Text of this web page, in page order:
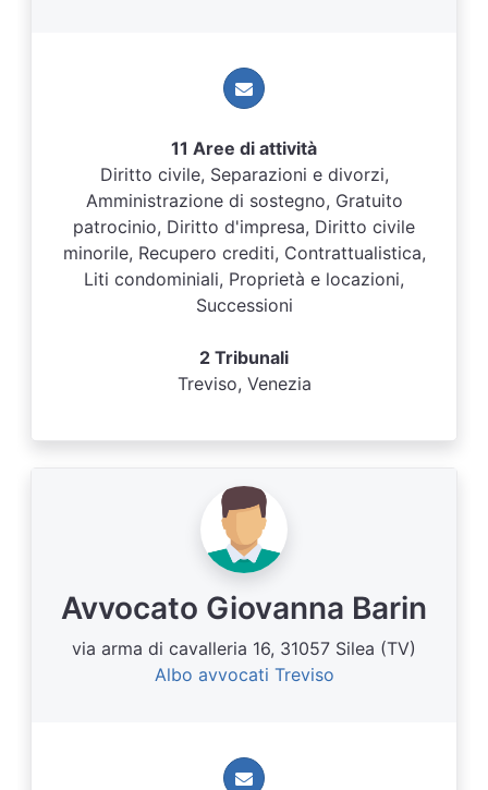
11 Aree di attività
Diritto civile, Separazioni e divorzi,
Amministrazione di sostegno, Gratuito
patrocinio, Diritto d'impresa, Diritto civile
minorile, Recupero crediti, Contrattualistica,
Liti condominiali, Proprietà e locazioni,
Successioni
2 Tribunali
Treviso, Venezia
Avvocato Giovanna Barin
via arma di cavalleria 16, 31057 Silea (TV)
Albo avvocati Treviso